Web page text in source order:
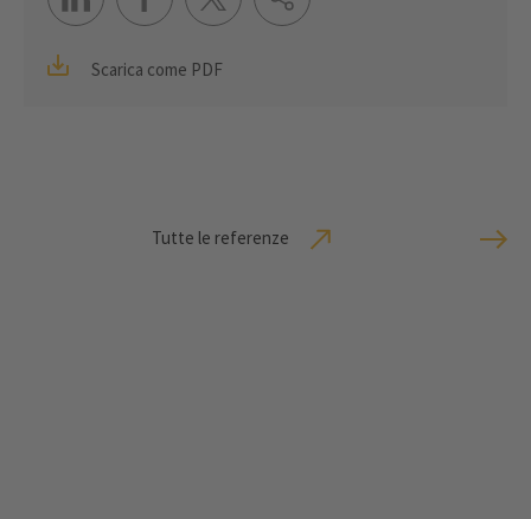
Scarica come PDF
Tutte le referenze